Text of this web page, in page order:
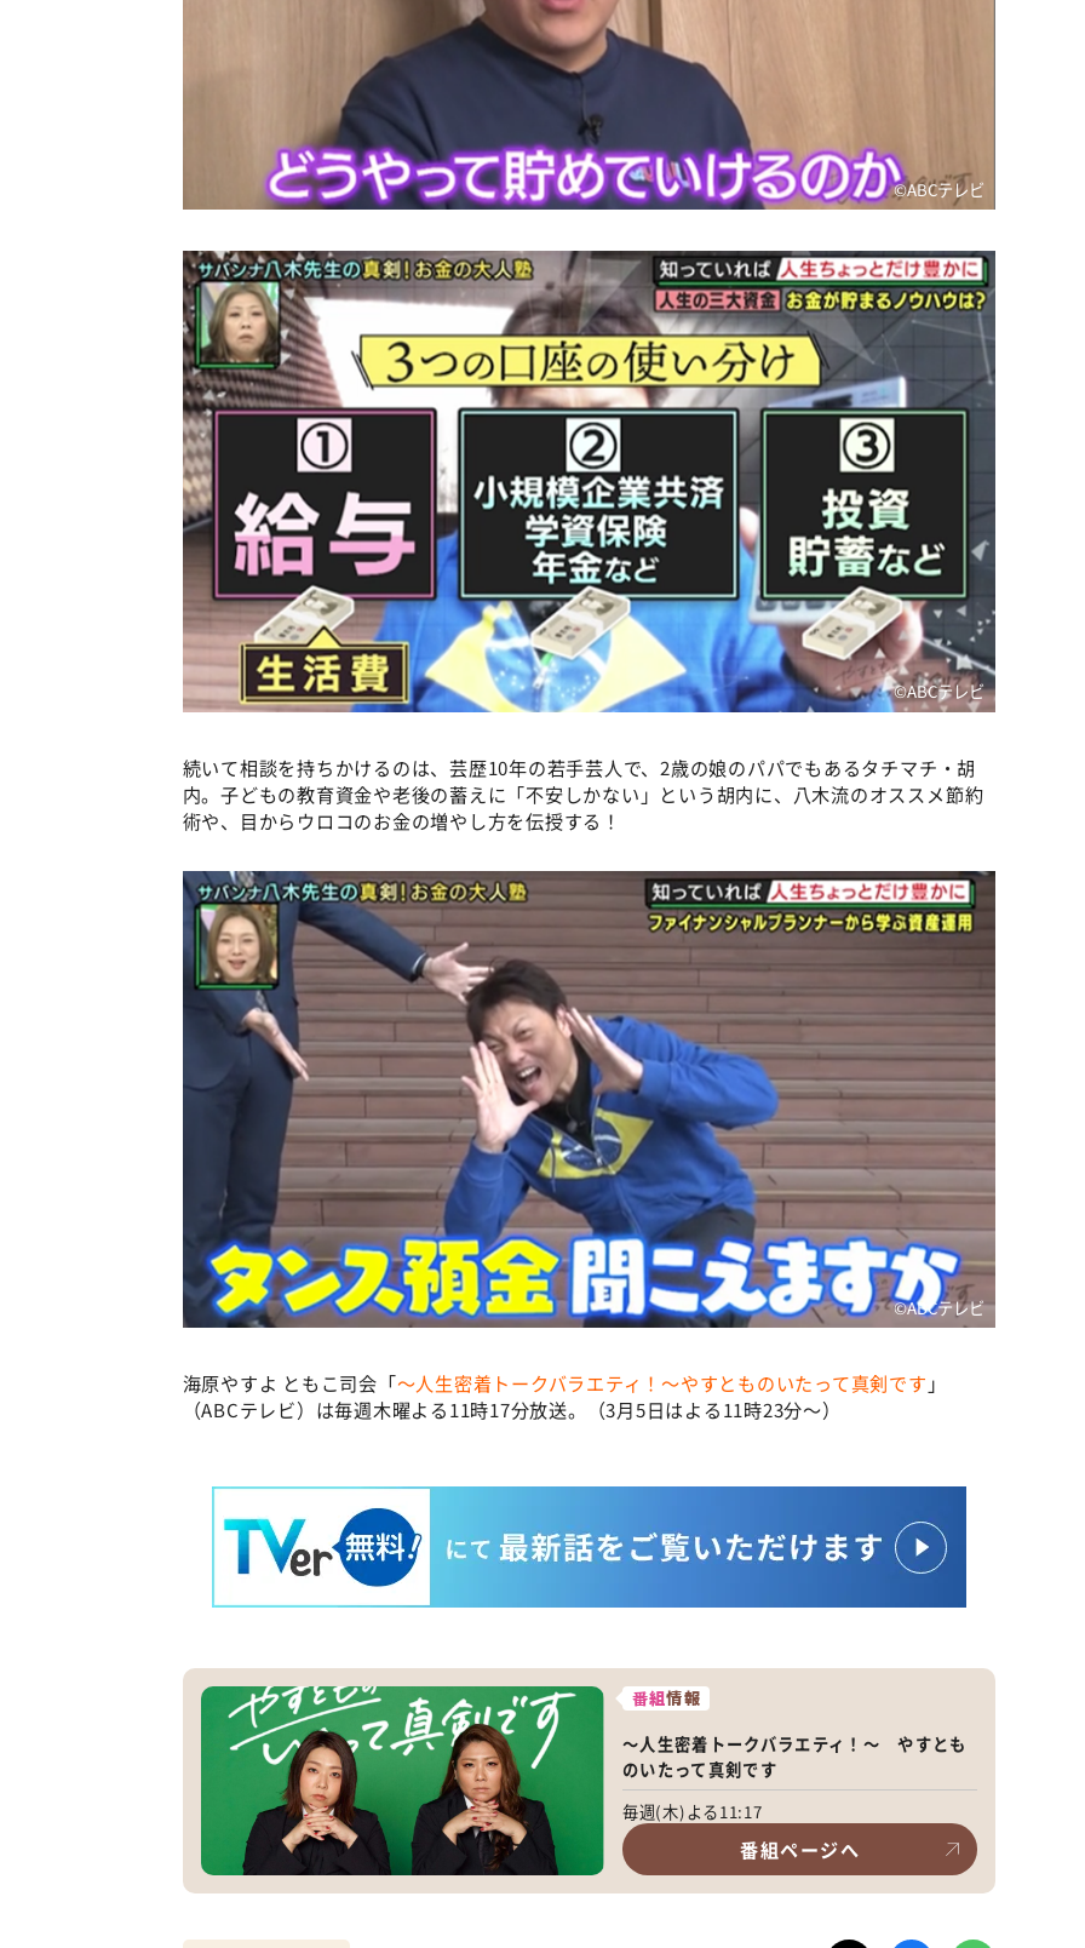
©️ABCテレビ
©️ABCテレビ
続いて相談を持ちかけるのは、芸歴10年の若手芸人で、2歳の娘のパパでもあるタチマチ・胡
内。子どもの教育資金や老後の蓄えに「不安しかない」という胡内に、八木流のオススメ節約
術や、目からウロコのお金の増やし方を伝授する！
©️ABCテレビ
海原やすよ ともこ司会「～人生密着トークバラエティ！～やすとものいたって真剣です 」
（ABCテレビ）は毎週木曜よる11時17分放送。（3月5日はよる11時23分～）
番組情報
～人生密着トークバラエティ！～ やすとも
のいたって真剣です
毎週(木)よる11:17
番組ページへ